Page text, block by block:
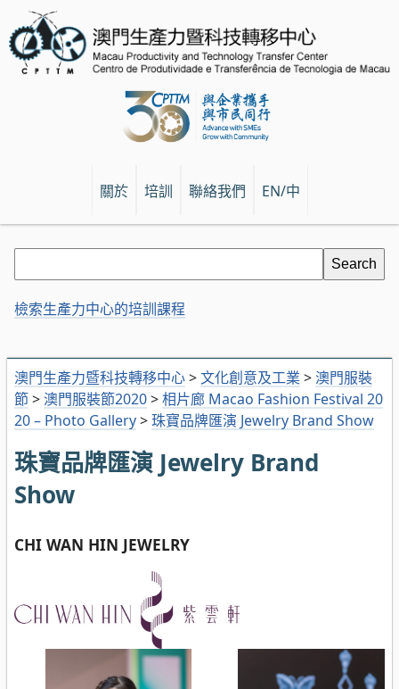
關於 培訓 聯絡我們 EN/中
澳門生產力暨科技轉移中心>文化創意及工業 > 澳門服裝
節> 澳門服裝節2020>相片廊 Macao Fashion Festival 20
20 – Photo Gallery>珠寶品牌匯演 Jewelry Brand Show
珠寶品牌匯演 Jewelry Brand
Show
CHI WAN HIN JEWELRY
檢索生產力中心的培訓課程